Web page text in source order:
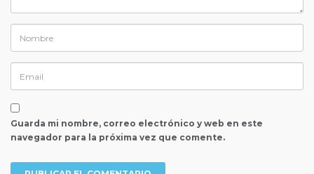
Guarda mi nombre, correo electrónico y web en este
navegador para la próxima vez que comente.